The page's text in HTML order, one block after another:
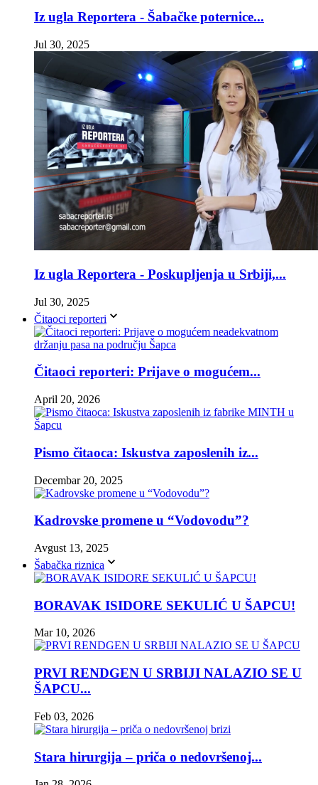
Iz ugla Reportera - Šabačke poternice...
Jul 30, 2025
Iz ugla Reportera - Poskupljenja u Srbiji,...
Jul 30, 2025
Čitaoci reporteri
Čitaoci reporteri: Prijave o mogućem...
April 20, 2026
Pismo čitaoca: Iskustva zaposlenih iz...
Decembar 20, 2025
Kadrovske promene u “Vodovodu”?
Avgust 13, 2025
Šabačka riznica
BORAVAK ISIDORE SEKULIĆ U ŠAPCU!
Mar 10, 2026
PRVI RENDGEN U SRBIJI NALAZIO SE U
ŠAPCU...
Feb 03, 2026
Stara hirurgija – priča o nedovršenoj...